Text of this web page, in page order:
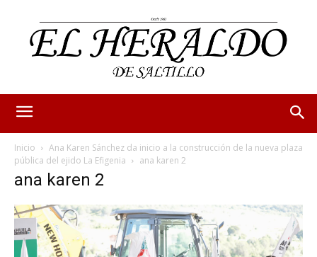
Inicio
Ana Karen Sánchez da inicio a la construcción de la nueva plaza
pública del ejido La Efigenia
ana karen 2
ana karen 2